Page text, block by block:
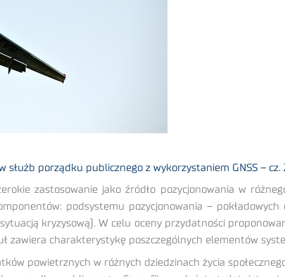
porządku publicznego z wykorzystaniem GNSS – cz.
zastosowanie jako źródło pozycjonowania w
podsystemu pozycjonowania –
kryzysową). W celu oceny przydatności
zawiera charakterystykę poszczególnych elementów
powietrznych w różnych dziedzinach życia